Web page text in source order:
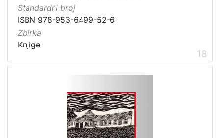
Standardni broj
ISBN 978-953-6499-52-6
Zbirka
Knjige
18